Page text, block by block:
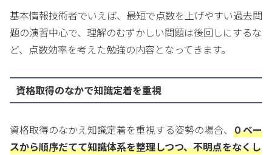
基本情報技術者でいえば、最短で点数を上げやすい過去問
題の演習中心で、理解のむずかしい問題は後回しにするな
ど、点数効率を考えた勉強の内容となってきます。
資格取得のなかで知識定着を重視
資格取得のなかえ知識定着を重視する姿勢の場合、 ０ベー
スから順序だてて知識体系を整理しつつ、不明点をなくし